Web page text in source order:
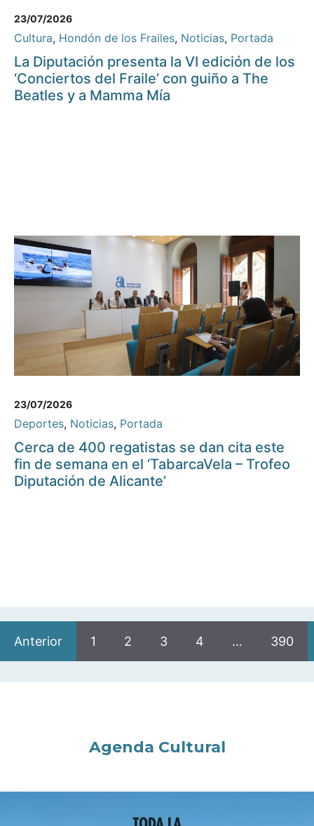
23/07/2026
Cultura, Hondón de los Frailes, Noticias, Portada
La Diputación presenta la VI edición de los
‘Conciertos del Fraile’ con guiño a The
Beatles y a Mamma Mía
23/07/2026
Deportes, Noticias, Portada
Cerca de 400 regatistas se dan cita este
fin de semana en el ‘TabarcaVela – Trofeo
Diputación de Alicante’
Anterior 1 2 3 4 … 390
Agenda Cultural